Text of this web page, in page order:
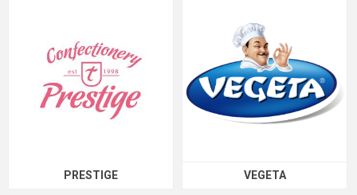
PRESTIGE VEGETA